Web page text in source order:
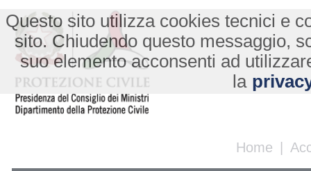
Home |
Questo sito utilizza cookies tecnici e
sito. Chiudendo questo messaggio,
suo elemento acconsenti ad
la